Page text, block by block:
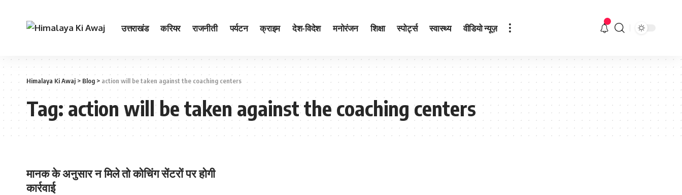
उत्तराखंड करियर राजनीती पर्यटन क्राइम देश-विदेश मनोरंजन शिक्षा स्पोर्ट्स स्वास्थ्य वीडियो न्यूज़
Himalaya Ki Awaj > Blog> action will be taken against the coaching centers
Tag:action will be taken against the coaching centers
मानक के अनुसार न मिले तो कोचिंग सेंटरों पर होगी
कार्रवाई